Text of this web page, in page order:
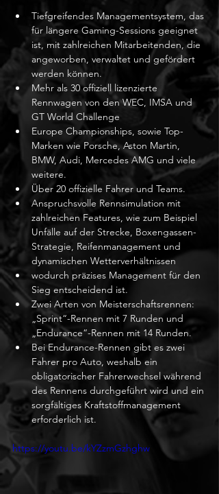
Tiefgreifendes Managementsystem, das
für längere Gaming-Sessions geeignet
ist, mit zahlreichen Mitarbeitenden, die
angeworben, verwaltet und gefördert
werden können.
Mehr als 30 offiziell lizenzierte
Rennwagen von den WEC, IMSA und
GT World Challenge
Europe Championships, sowie Top-
Marken wie Porsche, Aston Martin,
BMW, Audi, Mercedes AMG und viele
weitere.
Über 20 offizielle Fahrer und Teams.
Anspruchsvolle Rennsimulation mit
zahlreichen Features, wie zum Beispiel
Unfälle auf der Strecke, Boxengassen-
Strategie, Reifenmanagement und
dynamischen Wetterverhältnissen
wodurch präzises Management für den
Sieg entscheidend ist.
Zwei Arten von Meisterschaftsrennen:
„Sprint“-Rennen mit 7 Runden und
„Endurance“-Rennen mit 14 Runden.
Bei Endurance-Rennen gibt es zwei
Fahrer pro Auto, weshalb ein
obligatorischer Fahrerwechsel während
des Rennens durchgeführt wird und ein
sorgfältiges Kraftstoffmanagement
erforderlich ist.
https://youtu.be/kYZzmGzhghw